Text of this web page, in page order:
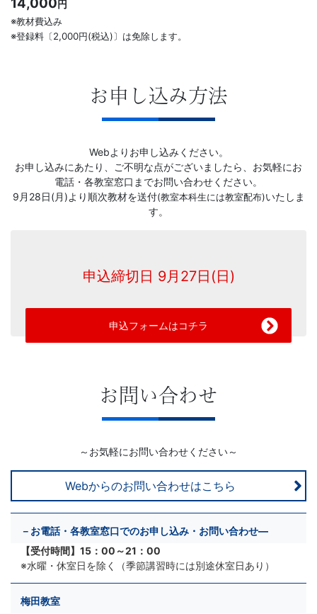
14,000 円
※教材費込み
※登録料〔2,000円(税込)〕は免除します。
お申し込み方法
Webよりお申し込みください。
お申し込みにあたり、ご不明な点がございましたら、お気軽にお
電話・各教室窓口までお問い合わせください。
9月28日(月)より順次教材を送付(教室本科生には教室配布)いたしま
す。
申込締切日 9月27日(日)
申込フォームはコチラ
お問い合わせ
～お気軽にお問い合わせください～
Webからのお問い合わせはこちら
－お電話・各教室窓口でのお申し込み・お問い合わせ―
【受付時間】15：00～21：00
※水曜・休室日を除く（季節講習時には別途休室日あり）
梅田教室